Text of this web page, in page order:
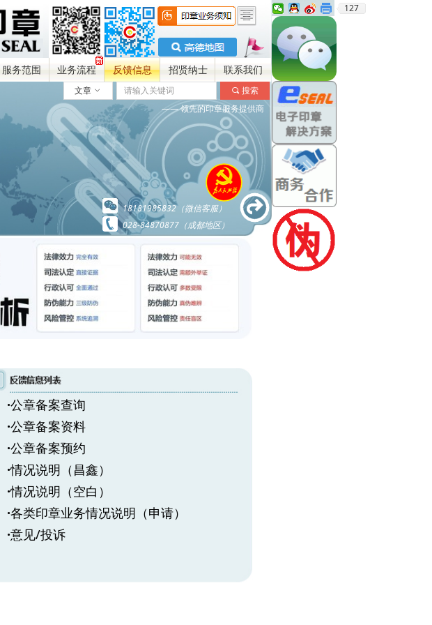
127
服务范围 业务流程 反馈信息 招贤纳士 联系我们
18181985832（微信客服）
028-84870877（成都地区）
끠 搜索
文章 ꀁ
—— 领先的印章服务提供商
·公章备案查询
·公章备案资料
·公章备案预约
·情况说明（昌鑫）
·情况说明（空白）
·各类印章业务情况说明（申请）
·意见/投诉